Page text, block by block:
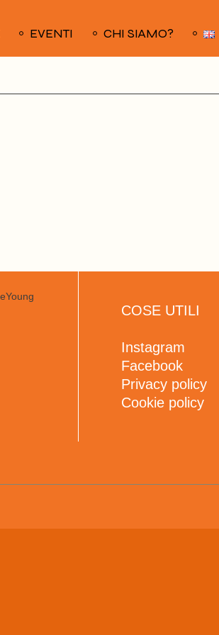
EVENTI CHI SIAMO?
COSE UTILI
Instagram
Facebook
Privacy policy
Cookie policy